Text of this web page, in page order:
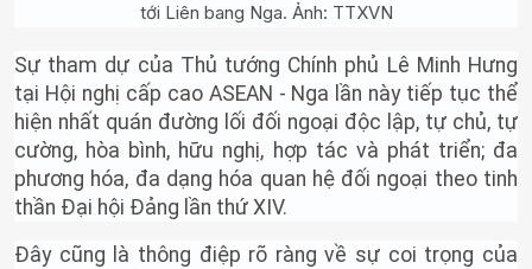
tới Liên bang Nga. Ảnh: TTXVN
Sự tham dự của Thủ tướng Chính phủ Lê Minh Hưng
tại Hội nghị cấp cao ASEAN - Nga lần này tiếp tục thể
hiện nhất quán đường lối đối ngoại độc lập, tự chủ, tự
cường, hòa bình, hữu nghị, hợp tác và phát triển; đa
phương hóa, đa dạng hóa quan hệ đối ngoại theo tinh
thần Đại hội Đảng lần thứ XIV.
Đây cũng là thông điệp rõ ràng về sự coi trọng của